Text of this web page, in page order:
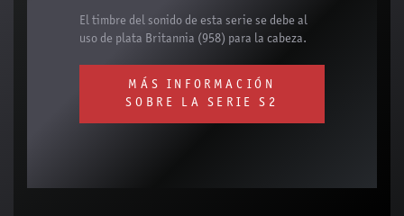
El timbre del sonido de esta serie se debe al
uso de plata Britannia (958) para la cabeza.
MÁS INFORMACIÓN
SOBRE LA SERIE S2